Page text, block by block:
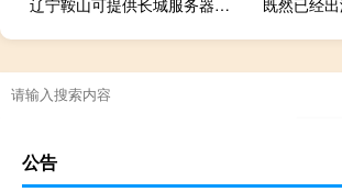
辽宁鞍山可提供长城服务器维修服务地址在哪
既然已经出
公告